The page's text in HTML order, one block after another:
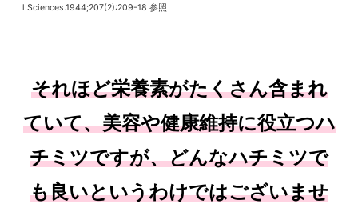
l Sciences.1944;207(2):209-18 参照
それほど栄養素がたくさん含まれ
ていて、美容や健康維持に役立つハ
チミツですが、どんなハチミツで
も良いというわけではございませ